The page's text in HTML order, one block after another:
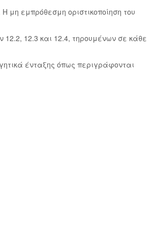
μη εμπρόθεσμη οριστικοποίηση του
12.2, 12.3 και 12.4, τηρουμένων σε κάθε
ένταξης όπως περιγράφονται